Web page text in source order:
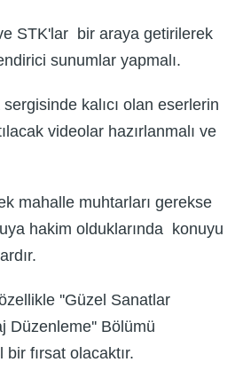
STK'lar bir araya getirilerek
sunumlar yapmalı.
kalıcı olan eserlerin
videolar hazırlanmalı ve
mahalle muhtarları gerekse
hakim olduklarında konuyu
''Güzel Sanatlar
Düzenleme'' Bölümü
fırsat olacaktır.